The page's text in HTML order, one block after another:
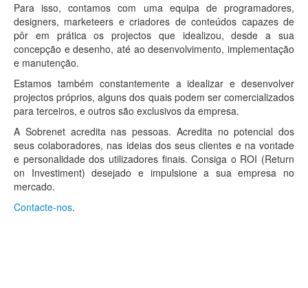
Para isso, contamos com uma equipa de programadores,
designers, marketeers e criadores de conteúdos capazes de
pôr em prática os projectos que idealizou, desde a sua
concepção e desenho, até ao desenvolvimento, implementação
e manutenção.
Estamos também constantemente a idealizar e desenvolver
projectos próprios, alguns dos quais podem ser comercializados
para terceiros, e outros são exclusivos da empresa.
A Sobrenet acredita nas pessoas. Acredita no potencial dos
seus colaboradores, nas ideias dos seus clientes e na vontade
e personalidade dos utilizadores finais. Consiga o ROI (Return
on Investiment) desejado e impulsione a sua empresa no
mercado.
Contacte-nos.